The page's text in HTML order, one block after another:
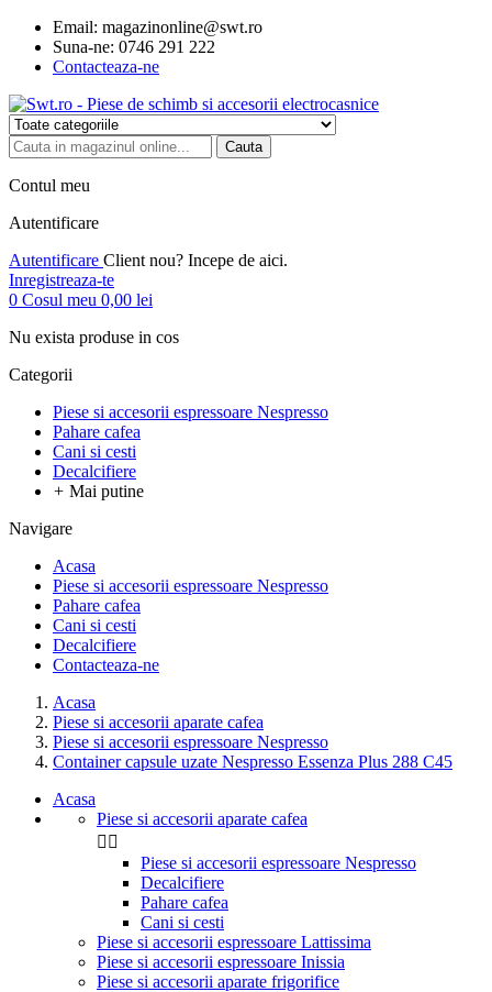
Email: magazinonline@swt.ro
Suna-ne: 0746 291 222
Contacteaza-ne
Cauta
Contul meu
Autentificare
Autentificare Client nou? Incepe de aici.
Inregistreaza-te
0 Cosul meu 0,00 lei
Nu exista produse in cos
Categorii
Piese si accesorii espressoare Nespresso
Pahare cafea
Cani si cesti
Decalcifiere
+ Mai putine
Navigare
Acasa
Piese si accesorii espressoare Nespresso
Pahare cafea
Cani si cesti
Decalcifiere
Contacteaza-ne
Acasa
Piese si accesorii aparate cafea
Piese si accesorii espressoare Nespresso
Container capsule uzate Nespresso Essenza Plus 288 C45
Acasa
Piese si accesorii aparate cafea
 
Piese si accesorii espressoare Nespresso
Decalcifiere
Pahare cafea
Cani si cesti
Piese si accesorii espressoare Lattissima
Piese si accesorii espressoare Inissia
Piese si accesorii aparate frigorifice